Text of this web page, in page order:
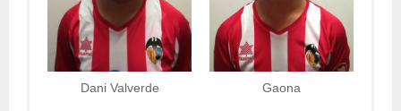
Dani Valverde Gaona